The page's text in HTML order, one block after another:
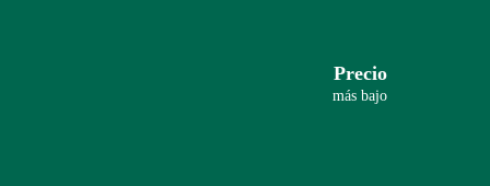
Precio
más bajo